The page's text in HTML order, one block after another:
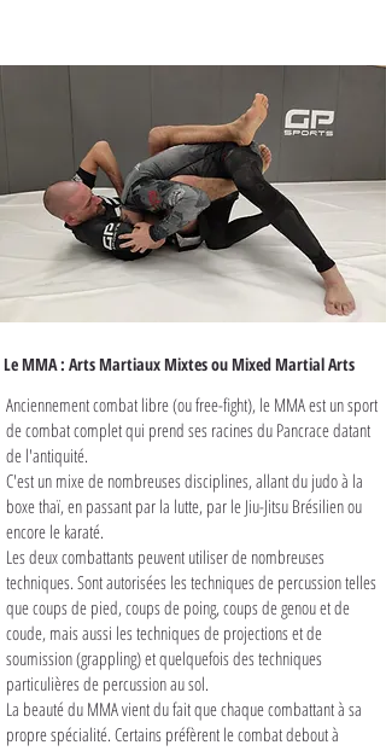
Le MMA : Arts Martiaux Mixtes ou Mixed Martial Arts
Anciennement combat libre (ou free-fight), le MMA est un sport
de combat complet qui prend ses racines du Pancrace datant
de l'antiquité.
C'est un mixe de nombreuses disciplines, allant du judo à la
boxe thaï, en passant par la lutte, par le Jiu-Jitsu Brésilien ou
encore le karaté.
Les deux combattants peuvent utiliser de nombreuses
techniques. Sont autorisées les techniques de percussion telles
que coups de pied, coups de poing, coups de genou et de
coude, mais aussi les techniques de projections et de
soumission (grappling) et quelquefois des techniques
particulières de percussion au sol.
La beauté du MMA vient du fait que chaque combattant à sa
propre spécialité. Certains préfèrent le combat debout à